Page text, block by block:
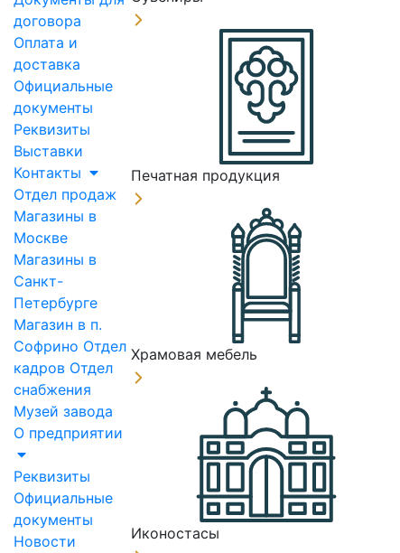
договора
Оплата и
доставка
Официальные
документы
Реквизиты
Выставки
Контакты
Отдел продаж
Магазины в
Москве
Магазины в
Санкт-
Петербурге
Магазин в п.
Софрино Отдел
кадров Отдел
снабжения
Музей завода
О предприятии
Реквизиты
Официальные
документы
Новости
Печатная продукция
Храмовая мебель
Иконостасы